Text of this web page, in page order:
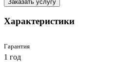
Заказать услугу
Характеристики
Гарантия
1 год